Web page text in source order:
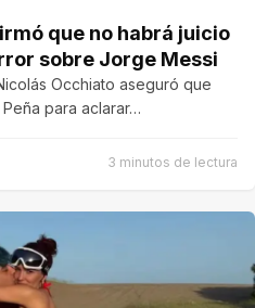
que no habrá juicio
sobre Jorge Messi
Occhiato aseguró que
para aclarar…
3 minutos de lectura